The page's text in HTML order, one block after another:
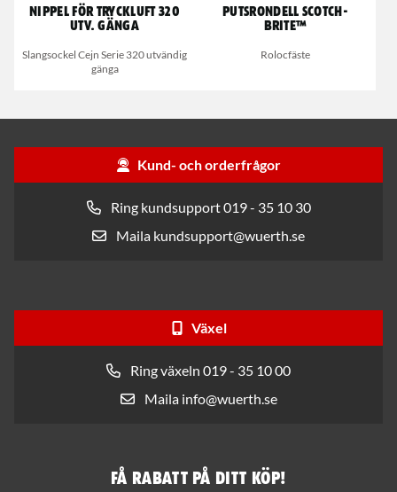
Nippel för tryckluft 320
utv. gänga
Slangsockel Cejn Serie 320 utvändig
gänga
Putsrondell Scotch-
Brite™
Rolocfäste
Kund- och orderfrågor
Ring kundsupport 019 - 35 10 30
Maila kundsupport@wuerth.se
Växel
Ring växeln 019 - 35 10 00
Maila info@wuerth.se
Få rabatt på ditt köp!